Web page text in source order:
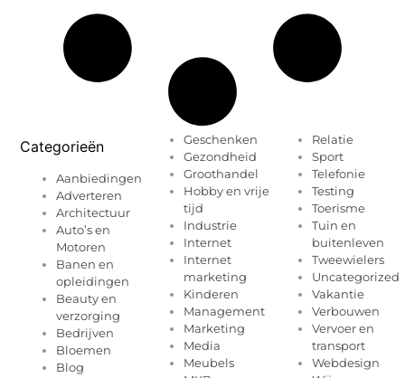
Categorieën
Aanbiedingen
Adverteren
Architectuur
Auto’s en
Motoren
Banen en
opleidingen
Beauty en
verzorging
Bedrijven
Bloemen
Blog
Geschenken
Gezondheid
Groothandel
Hobby en vrije
tijd
Industrie
Internet
Internet
marketing
Kinderen
Management
Marketing
Media
Meubels
Relatie
Sport
Telefonie
Testing
Toerisme
Tuin en
buitenleven
Tweewielers
Uncategorized
Vakantie
Verbouwen
Vervoer en
transport
Webdesign